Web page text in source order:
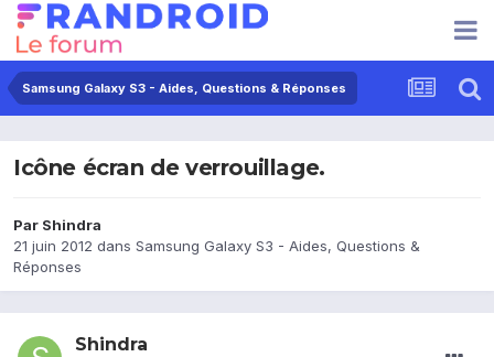
Samsung Galaxy S3 - Aides, Questions & Réponses
Icône écran de verrouillage.
Par Shindra
21 juin 2012 dans Samsung Galaxy S3 - Aides, Questions &
Réponses
Shindra